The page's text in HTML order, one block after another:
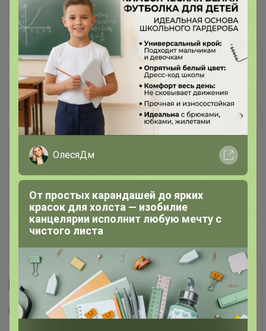
Отзывы участников 12K
Новости
Прямая оплата! Развоз 7 сентября.
Условия участия
Ключевые даты
Cтраничка организатора
Другие СП организатора Артемида
ОлесяДм
От простых карандашей до ярких
красок для холста — изобилие
канцелярии исполнит любую мечту с
чистого листа